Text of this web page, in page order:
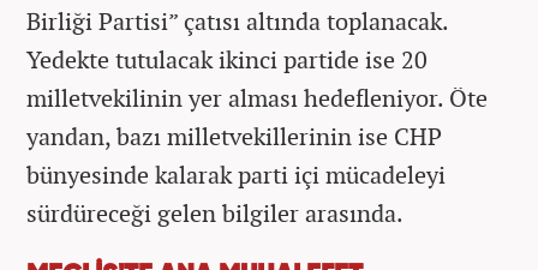
Birliği Partisi” çatısı altında toplanacak.
Yedekte tutulacak ikinci partide ise 20
milletvekilinin yer alması hedefleniyor. Öte
yandan, bazı milletvekillerinin ise CHP
bünyesinde kalarak parti içi mücadeleyi
sürdüreceği gelen bilgiler arasında.